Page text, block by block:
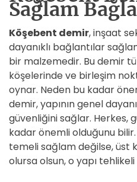
Sağlam
Köşebent demir, inşaat
dayanıklı bağlantılar
bir malzemedir. Bu demir
köşelerinde ve birleşim
oynar. Neden bu kadar
demir, yapının genel
güvenliğini sağlar. Herkes,
kadar önemli olduğunu
temeli sağlam değilse, üst
olursa olsun, o yapı